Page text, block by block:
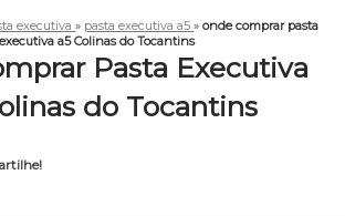
executiva» pasta executiva a5»onde comprar pasta
executiva a5 Colinas do Tocantins
Pasta Executiva
do Tocantins